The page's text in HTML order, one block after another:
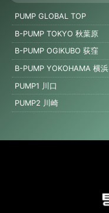
PUMP GLOBAL TOP
B-PUMP TOKYO 秋葉原
B-PUMP OGIKUBO 荻窪
B-PUMP YOKOHAMA 横浜
PUMP1 川口
PUMP2 川崎